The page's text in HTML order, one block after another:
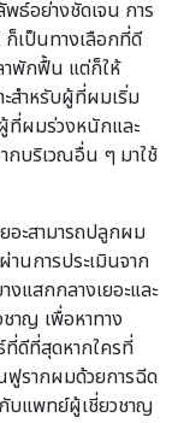
ธ์อย่างชัดเจน การ
เป็นทางเลือกที่ดี
าพักฟื้น แต่ก็ให้
สำหรับผู้ที่ผมเริ่ม
ผู้ที่ผมร่วงหนักและ
กบริเวณอื่น ๆ มาใช้
ะสามารถปลูกผม
านการประเมินจาก
สกกลางเยอะและ
าญ เพื่อหาทาง
ที่ดีที่สุดหากใครที่
ฟูรากผมด้วยการฉีด
บแพทย์ผู้เชี่ยวชาญ